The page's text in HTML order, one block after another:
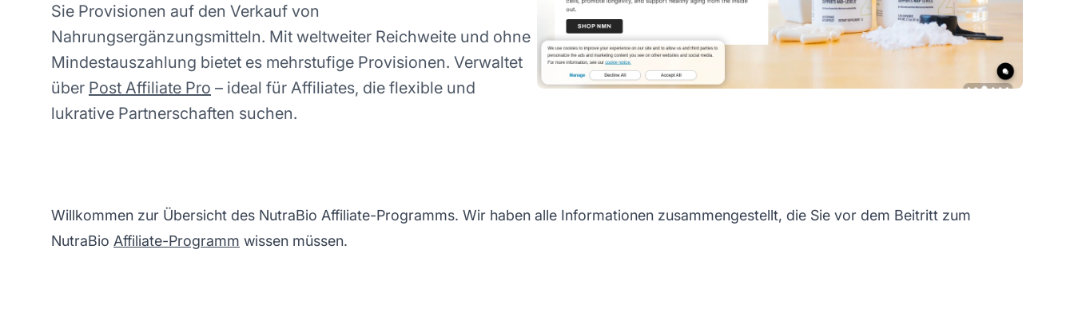
Sie Provisionen auf den Verkauf von
Nahrungsergänzungsmitteln. Mit weltweiter Reichweite und ohne
Mindestauszahlung bietet es mehrstufige Provisionen. Verwaltet
über Post Affiliate Pro – ideal für Affiliates, die flexible und
lukrative Partnerschaften suchen.
Willkommen zur Übersicht des NutraBio Affiliate-Programms. Wir haben alle Informationen zusammengestellt, die Sie vor dem Beitritt zum
NutraBio Affiliate-Programm wissen müssen.